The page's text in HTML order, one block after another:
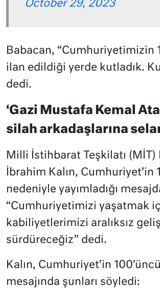
October 29, 2023
Babacan, “Cumhuriyetimizin
ilan edildiği yerde kutladık.
dedi.
‘Gazi Mustafa Kemal
silah arkadaşlarına
Milli İstihbarat Teşkilatı (MİT)
İbrahim Kalın, Cumhuriyet’in
nedeniyle yayımladığı
“Cumhuriyetimizi yaşatmak
kabiliyetlerimizi aralıksız
sürdüreceğiz” dedi.
Kalın, Cumhuriyet’in 100’üncü
mesajında şunları söyledi: